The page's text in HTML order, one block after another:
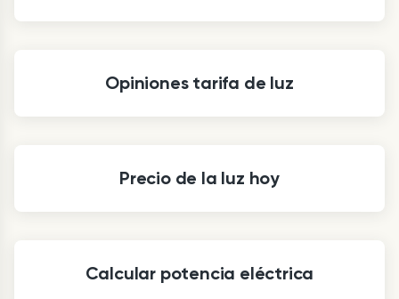
Opiniones tarifa de luz
Precio de la luz hoy
Calcular potencia eléctrica